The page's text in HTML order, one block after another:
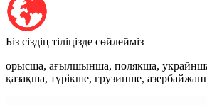
Біз сіздің тіліңізде сөйлейміз
орысша, ағылшынша, полякша,
қазақша, түрікше, грузинше,